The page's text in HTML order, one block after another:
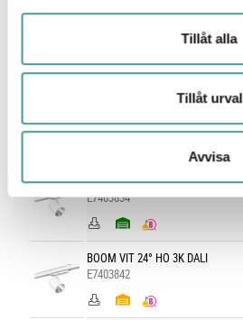
Tillåt alla
Tillåt urval
Avvisa
BOOM VIT 17° MO 3K DALI
E7403857
BOOM VIT 24° HO 3K
E7403834
BOOM VIT 24° HO 3K DALI
E7403842